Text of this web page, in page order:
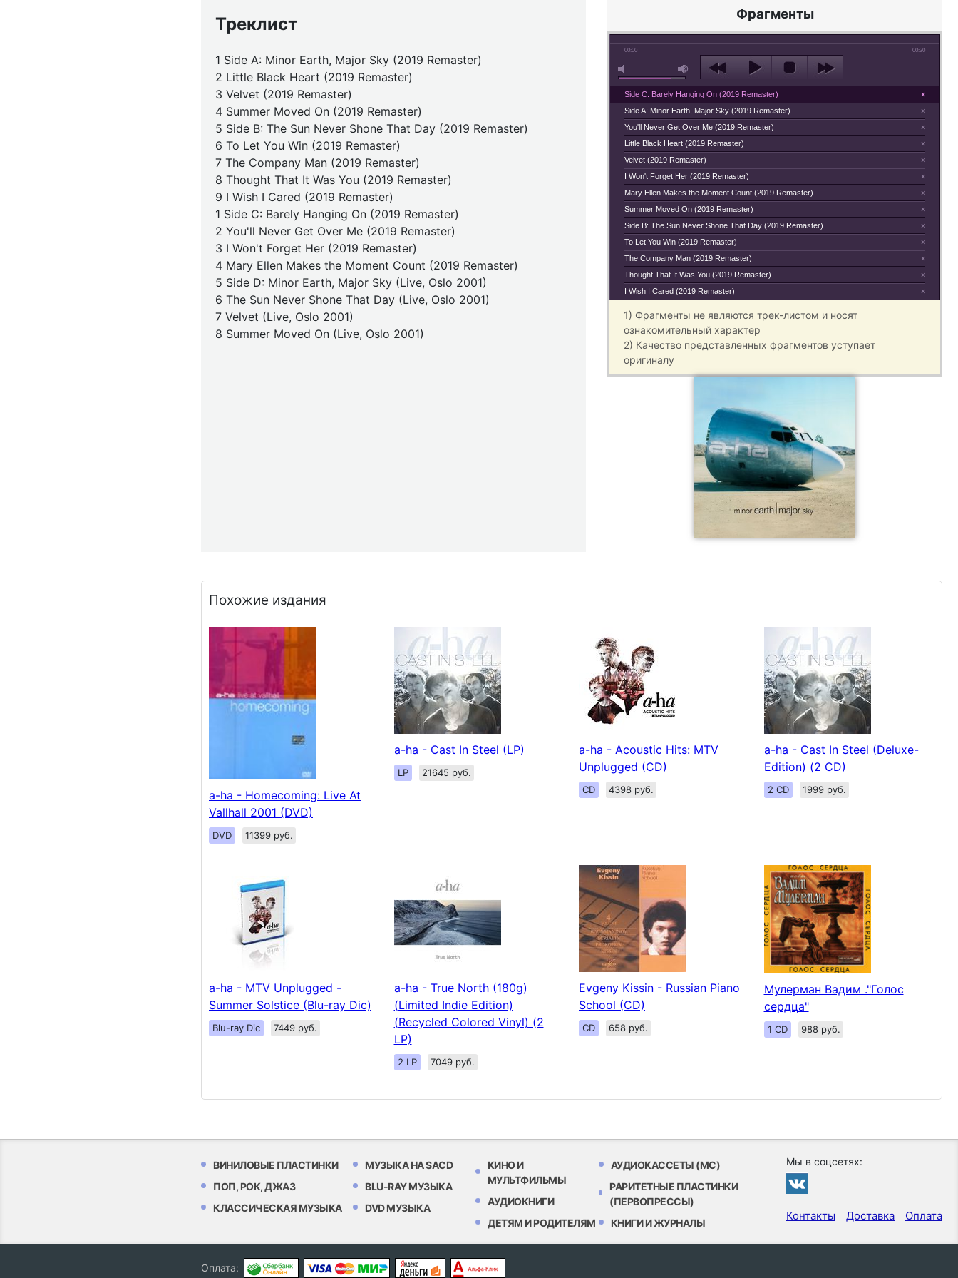
Треклист
1 Side A: Minor Earth, Major Sky (2019 Remaster)
2 Little Black Heart (2019 Remaster)
3 Velvet (2019 Remaster)
4 Summer Moved On (2019 Remaster)
5 Side B: The Sun Never Shone That Day (2019 Remaster)
6 To Let You Win (2019 Remaster)
7 The Company Man (2019 Remaster)
8 Thought That It Was You (2019 Remaster)
9 I Wish I Cared (2019 Remaster)
1 Side C: Barely Hanging On (2019 Remaster)
2 You'll Never Get Over Me (2019 Remaster)
3 I Won't Forget Her (2019 Remaster)
4 Mary Ellen Makes the Moment Count (2019 Remaster)
5 Side D: Minor Earth, Major Sky (Live, Oslo 2001)
6 The Sun Never Shone That Day (Live, Oslo 2001)
7 Velvet (Live, Oslo 2001)
8 Summer Moved On (Live, Oslo 2001)
Фрагменты
00:00 00:30
×
Side C: Barely Hanging On (2019 Remaster)
×
Side A: Minor Earth, Major Sky (2019 Remaster)
×
You'll Never Get Over Me (2019 Remaster)
×
Little Black Heart (2019 Remaster)
×
Velvet (2019 Remaster)
×
I Won't Forget Her (2019 Remaster)
×
Mary Ellen Makes the Moment Count (2019 Remaster)
×
Summer Moved On (2019 Remaster)
×
Side B: The Sun Never Shone That Day (2019 Remaster)
×
To Let You Win (2019 Remaster)
×
The Company Man (2019 Remaster)
×
Thought That It Was You (2019 Remaster)
×
I Wish I Cared (2019 Remaster)
1) Фрагменты не являются трек-листом и носят
ознакомительный характер
2) Качество представленных фрагментов уступает
оригиналу
Похожие издания
a-ha - Homecoming: Live At
Vallhall 2001 (DVD)
DVD 11399 руб.
a-ha - Cast In Steel (LP)
LP 21645 руб.
a-ha - Acoustic Hits: MTV
Unplugged (CD)
CD 4398 руб.
a-ha - Cast In Steel (Deluxe-
Edition) (2 CD)
2 CD 1999 руб.
a-ha - MTV Unplugged -
Summer Solstice (Blu-ray Dic)
Blu-ray Dic 7449 руб.
a-ha - True North (180g)
(Limited Indie Edition)
(Recycled Colored Vinyl) (2
LP)
2 LP 7049 руб.
Evgeny Kissin - Russian Piano
School (CD)
CD 658 руб.
Мулерман Вадим ."Голос
сердца"
1 CD 988 руб.
ВИНИЛОВЫЕ ПЛАСТИНКИ
ПОП, РОК, ДЖАЗ
КЛАССИЧЕСКАЯ МУЗЫКА
МУЗЫКА НА SACD
BLU-RAY МУЗЫКА
DVD МУЗЫКА
КИНО И
МУЛЬТФИЛЬМЫ
АУДИОКНИГИ
ДЕТЯМ И РОДИТЕЛЯМ
АУДИОКАССЕТЫ (MC)
РАРИТЕТНЫЕ ПЛАСТИНКИ
(ПЕРВОПРЕССЫ)
КНИГИ И ЖУРНАЛЫ
Мы в соцсетях:
Контакты Доставка Оплата
Оплата: